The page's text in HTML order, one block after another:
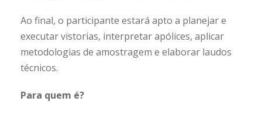
Ao final, o participante estará apto a planejar e
executar vistorias, interpretar apólices, aplicar
metodologias de amostragem e elaborar laudos
técnicos.
Para quem é?